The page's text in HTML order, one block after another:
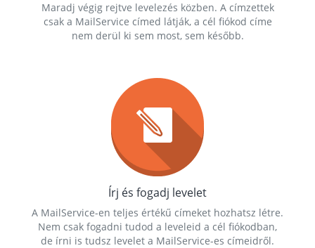
Maradj végig rejtve levelezés közben. A címzettek
csak a MailService címed látják, a cél fiókod címe
nem derül ki sem most, sem később.
Írj és fogadj levelet
A MailService-en teljes értékű címeket hozhatsz létre.
Nem csak fogadni tudod a leveleid a cél fiókodban,
de írni is tudsz levelet a MailService-es címeidről.